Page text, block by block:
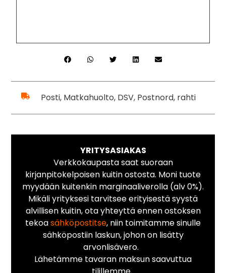
Posti, Matkahuolto, DSV, Postnord, rahti
YRITYSASIAKAS
Verkkokaupasta saat suoraan
kirjanpitokelpoisen kuitin ostosta. Moni tuote
myydään kuitenkin marginaaliverolla (alv 0%).
Mikäli yrityksesi tarvitsee erityisestä syystä
alvillisen kuitin, ota yhteyttä ennen ostoksen
tekoasähköpostitse, niin toimitamme sinulle
sähköpostiin laskun, johon on lisätty
arvonlisävero.
Lähetämme tavaran maksun saavuttua